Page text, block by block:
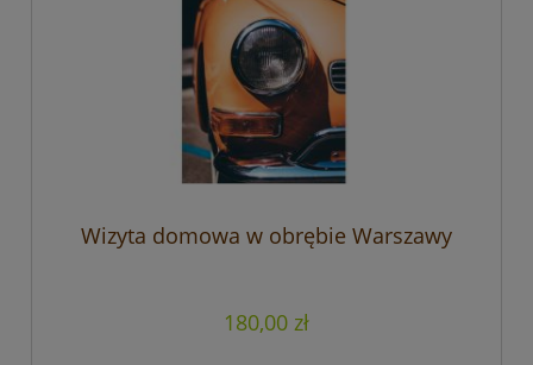
Wizyta domowa w obrębie Warszawy
180,00 zł